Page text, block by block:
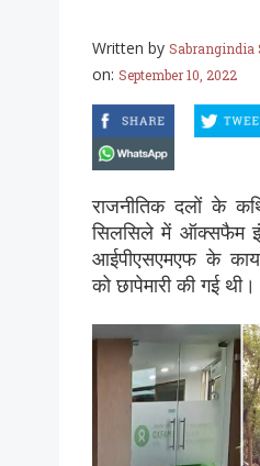
Written by Sabrangindia
on: September 10, 2022
राजनीतिक दलों के
सिलसिले में ऑक्सफैम
आईपीएसएमएफ के
को छापेमारी की गई थी।